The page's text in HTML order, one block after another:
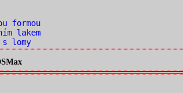
formou
lakem
lomy